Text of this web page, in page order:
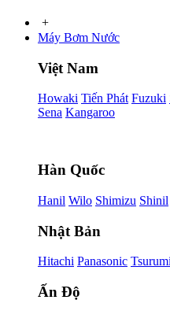
+
Máy Bơm Nước
Việt Nam
Howaki Tiến Phát Fuzuki
Sena Kangaroo
Hàn Quốc
Hanil Wilo Shimizu Shinil
Nhật Bản
Hitachi Panasonic Tsurumi
Ấn Độ